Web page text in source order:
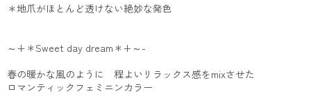
＊地爪がほとんど透けない絶妙な発色
～+＊Sweet day dream＊+～-
春の暖かな風のように 程よいリラックス感をmixさせた
ロマンティックフェミニンカラー